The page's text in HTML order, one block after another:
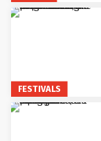
FESTIVALS